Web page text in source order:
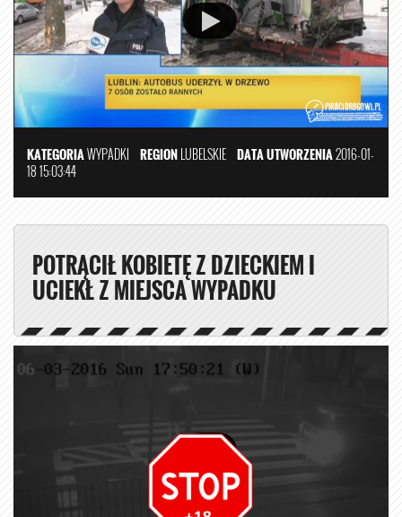
KATEGORIAWYPADKI REGIONLUBELSKIE DATA UTWORZENIA2016-01-
18 15:03:44
POTRĄCIŁ KOBIETĘ Z DZIECKIEM I
UCIEKŁ Z MIEJSCA WYPADKU